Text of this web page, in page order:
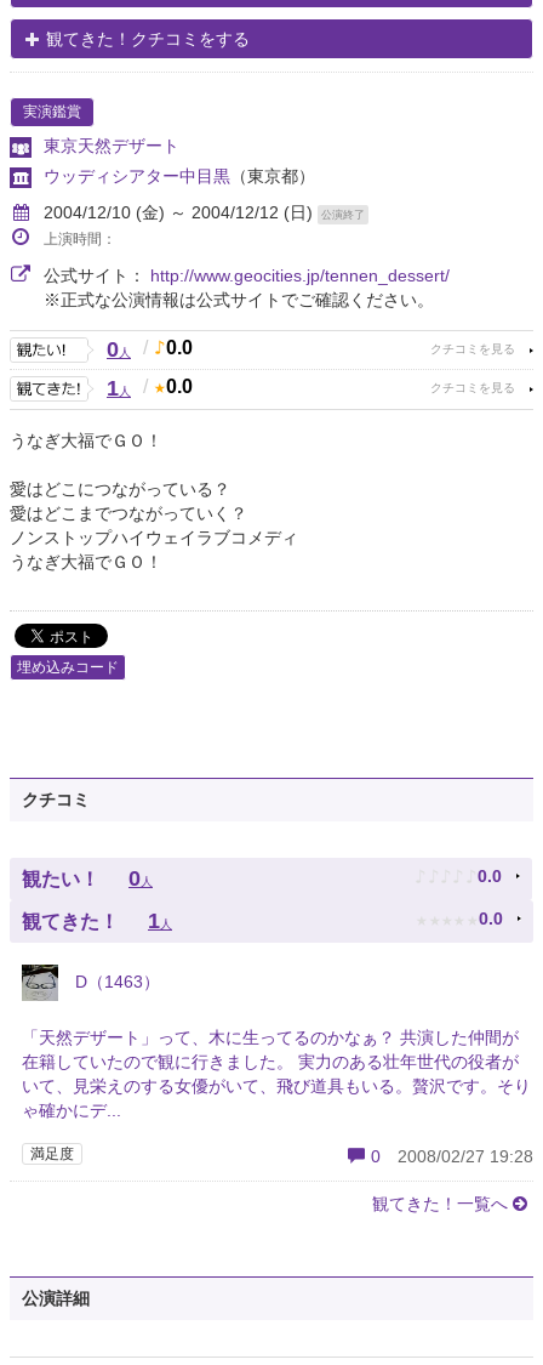
観てきた！クチコミをする
実演鑑賞
東京天然デザート
ウッディシアター中目黒 （東京都）
2004/12/10 (金) ～ 2004/12/12 (日)
公演終了
上演時間：
公式サイト： http://www.geocities.jp/tennen_dessert/
※正式な公演情報は公式サイトでご確認ください。
0人 / 0.0
1人 / 0.0
うなぎ大福でＧＯ！
愛はどこにつながっている？
愛はどこまでつながっていく？
ノンストップハイウェイラブコメディ
うなぎ大福でＧＯ！
埋め込みコード
クチコミ
観たい！ 0人 ♪ ♪ ♪ ♪ ♪ 0.0
観てきた！ 1人 ★ ★ ★ ★ ★ 0.0
D（1463）
「天然デザート」って、木に生ってるのかなぁ？ 共演した仲間が
在籍していたので観に行きました。 実力のある壮年世代の役者が
いて、見栄えのする女優がいて、飛び道具もいる。贅沢です。そり
ゃ確かにデ...
満足度 0 2008/02/27 19:28
観てきた！一覧へ
公演詳細